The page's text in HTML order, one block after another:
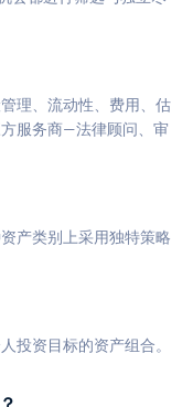
理、流动性、费用、估
服务商—法律顾问、审
产类别上采用独特策略
投资目标的资产组合。